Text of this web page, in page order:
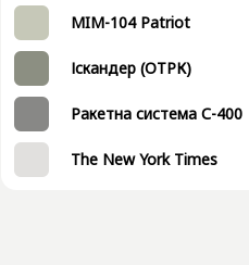
MIM-104 Patriot
Іскандер (ОТРК)
Ракетна система С-400
The New York Times